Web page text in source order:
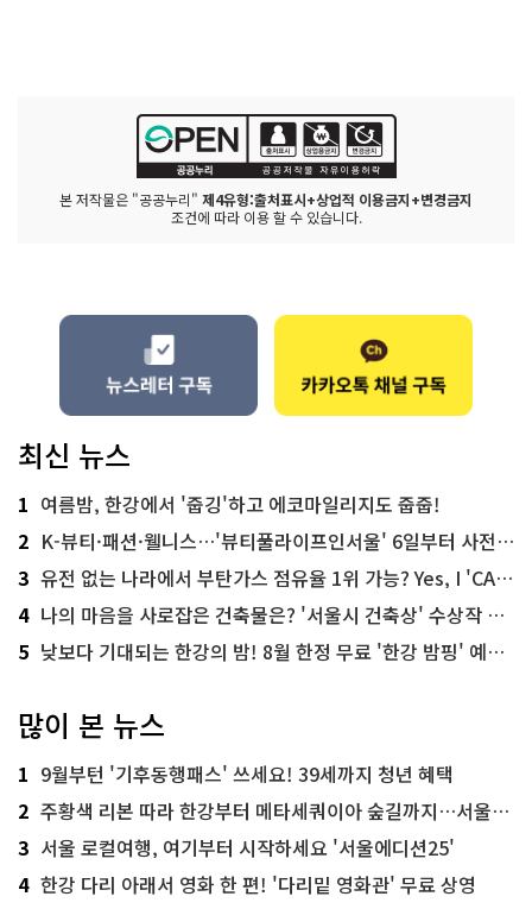
본 저작물은 "공공누리" 제4유형:출처표시+상업적 이용금지+변경금지
조건에 따라 이용 할 수 있습니다.
최신 뉴스
1 여름밤, 한강에서 '줍깅'하고 에코마일리지도 줍줍!
2 K-뷰티·패션·웰니스…'뷰티풀라이프인서울' 6일부터 사전 예약
3 유전 없는 나라에서 부탄가스 점유율 1위 가능? Yes, I 'CAN'
4 나의 마음을 사로잡은 건축물은? '서울시 건축상' 수상작 공개!
5 낮보다 기대되는 한강의 밤! 8월 한정 무료 '한강 밤핑' 예약은?
많이 본 뉴스
1 9월부턴 '기후동행패스' 쓰세요! 39세까지 청년 혜택
2 주황색 리본 따라 한강부터 메타세쿼이아 숲길까지…서울둘레길 15코스
3 서울 로컬여행, 여기부터 시작하세요 '서울에디션25'
4 한강 다리 아래서 영화 한 편! '다리밑 영화관' 무료 상영